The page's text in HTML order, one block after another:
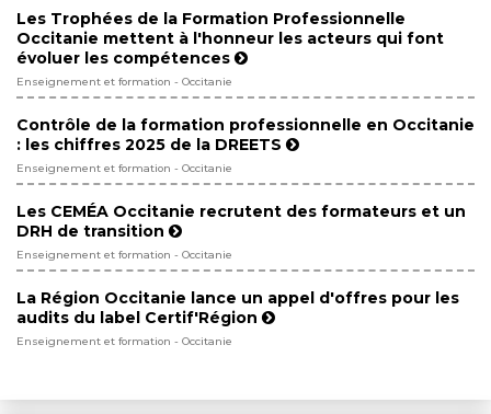
Les Trophées de la Formation Professionnelle
Occitanie mettent à l'honneur les acteurs qui font
évoluer les compétences
Enseignement et formation - Occitanie
Contrôle de la formation professionnelle en Occitanie
: les chiffres 2025 de la DREETS
Enseignement et formation - Occitanie
Les CEMÉA Occitanie recrutent des formateurs et un
DRH de transition
Enseignement et formation - Occitanie
La Région Occitanie lance un appel d'offres pour les
audits du label Certif'Région
Enseignement et formation - Occitanie